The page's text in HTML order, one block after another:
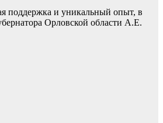
поддержка и уникальный опыт, в
Орловской области А.Е.